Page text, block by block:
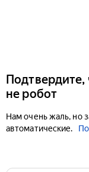
Подтвердите,
не робот
Нам очень жаль, но
автоматические.